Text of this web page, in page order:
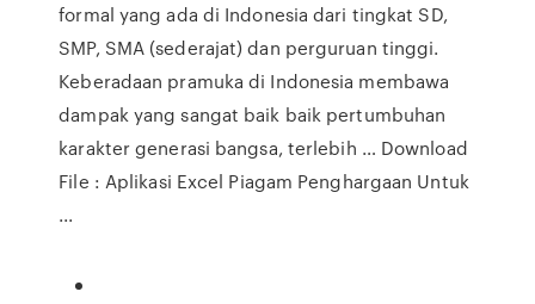
formal yang ada di Indonesia dari tingkat SD,
SMP, SMA (sederajat) dan perguruan tinggi.
Keberadaan pramuka di Indonesia membawa
dampak yang sangat baik baik pertumbuhan
karakter generasi bangsa, terlebih … Download
File : Aplikasi Excel Piagam Penghargaan Untuk
...